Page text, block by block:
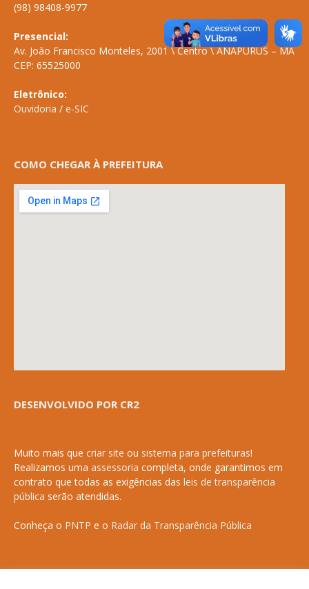
(98) 98408-9977
Presencial:
Av. João Francisco Monteles, 2001 \ Centro \ ANAPURUS – MA
CEP: 65525000
Eletrônico:
Ouvidoria / e-SIC
COMO CHEGAR À PREFEITURA
DESENVOLVIDO POR CR2
Muito mais que criar site ou sistema para prefeituras!
Realizamos uma assessoria completa, onde garantimos em
contrato que todas as exigências das leis de transparência
pública serão atendidas.
Conheça o PNTP e o Radar da Transparência Pública